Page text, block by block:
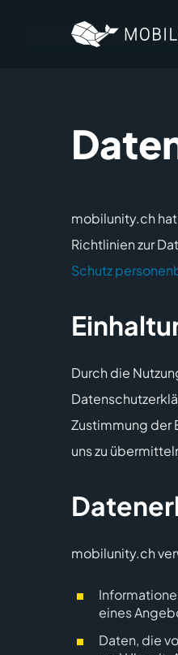
content
mobilunity.ch
Richtlinien zur
Schutz
Durch die
Zustimmung der
uns zu
mobilunity.ch
eines
Daten, die